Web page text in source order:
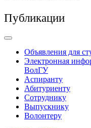
Публикации
Объявления для
Электронная
ВолГУ
Аспиранту
Абитуриенту
Сотруднику
Выпускнику
Волонтеру